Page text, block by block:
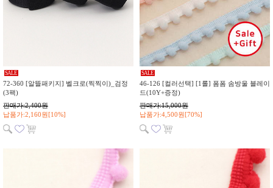
SALE
72-360 [알뜰패키지] 벨크로(찍찍이)_검정
(3팩)
판매가:2,400원
납품가:2,160원[10%]
SALE
46-126 [컬러선택] [1롤] 폼폼 솜방울 블레이
드(10Y+증정)
판매가:15,000원
납품가:4,500원[70%]